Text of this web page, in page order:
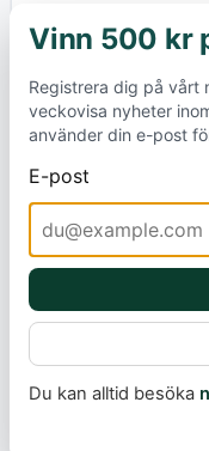
Istället för att bara
man analysera hela
driftstopp och
samarbeta nära
identifiera och
kan externa
miljöpåverkan,
immateriella
En sådan
metoder, utan
Vinn 500 kr
Registrera dig på vårt
veckovisa nyheter
använder din e-post
E-post
Du kan alltid besöka